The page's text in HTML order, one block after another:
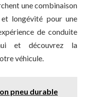
une combinaison
longévité pour une
de conduite
et découvrez la
véhicule.
pneu durable